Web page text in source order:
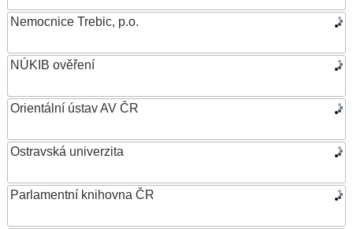
Nemocnice Trebic, p.o.
NÚKIB ověření
Orientální ústav AV ČR
Ostravská univerzita
Parlamentní knihovna ČR